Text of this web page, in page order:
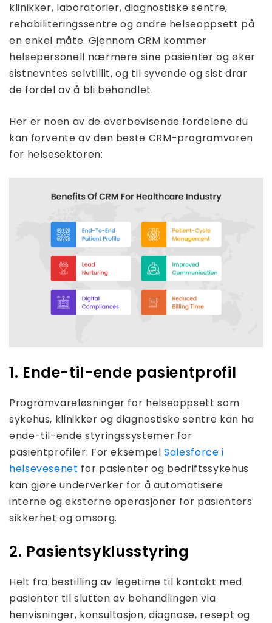
klinikker, laboratorier, diagnostiske sentre,
rehabiliteringssentre og andre helseoppsett på
en enkel måte. Gjennom CRM kommer
helsepersonell nærmere sine pasienter og øker
sistnevntes selvtillit, og til syvende og sist drar
de fordel av å bli behandlet.
Her er noen av de overbevisende fordelene du
kan forvente av den beste CRM-programvaren
for helsesektoren:
1. Ende-til-ende pasientprofil
Programvareløsninger for helseoppsett som
sykehus, klinikker og diagnostiske sentre kan ha
ende-til-ende styringssystemer for
pasientprofiler. For eksempelSalesforce i
helsevesenet for pasienter og bedriftssykehus
kan gjøre underverker for å automatisere
interne og eksterne operasjoner for pasienters
sikkerhet og omsorg.
2. Pasientsyklusstyring
Helt fra bestilling av legetime til kontakt med
pasienter til slutten av behandlingen via
henvisninger, konsultasjon, diagnose, resept og